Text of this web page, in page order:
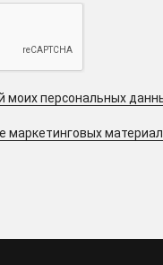
моих персональных
маркетинговых